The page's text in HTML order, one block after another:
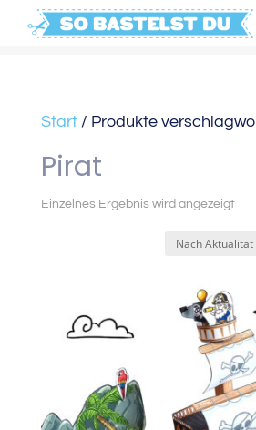
Start/ Produkte
Pirat
Einzelnes Ergebnis wird angezeigt